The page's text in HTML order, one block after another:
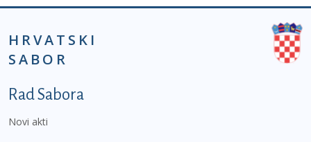
HRVATSKI
SABOR
Podnožje prvi izbornik
Rad Sabora
Novi akti